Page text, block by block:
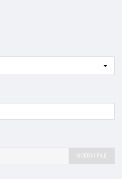
SCEGLI FILE